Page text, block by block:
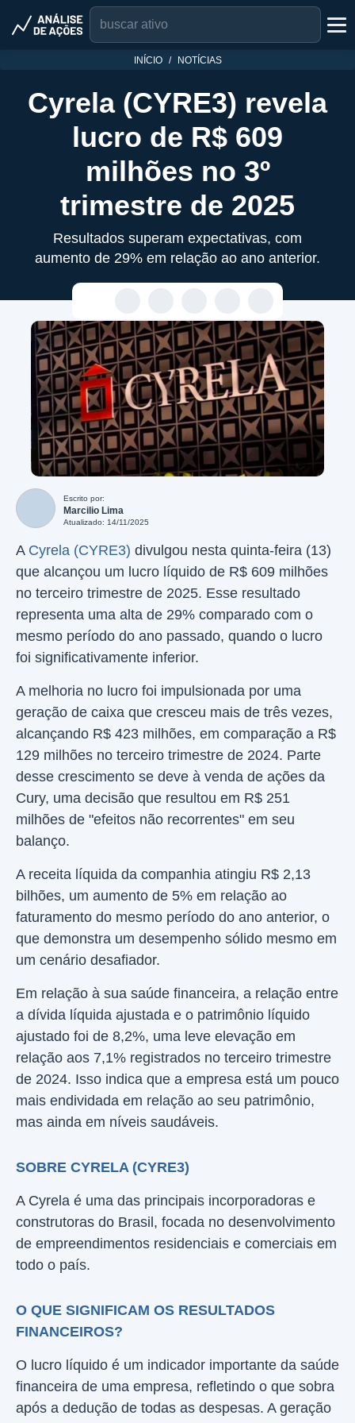
INÍCIO NOTÍCIAS
Cyrela (CYRE3) revela
lucro de R$ 609
milhões no 3º
trimestre de 2025
Resultados superam expectativas, com
aumento de 29% em relação ao ano anterior.
Escrito por:
Marcilio Lima
Atualizado: 14/11/2025
A Cyrela (CYRE3) divulgou nesta quinta-feira (13)
que alcançou um lucro líquido de R$ 609 milhões
no terceiro trimestre de 2025. Esse resultado
representa uma alta de 29% comparado com o
mesmo período do ano passado, quando o lucro
foi significativamente inferior.
A melhoria no lucro foi impulsionada por uma
geração de caixa que cresceu mais de três vezes,
alcançando R$ 423 milhões, em comparação a R$
129 milhões no terceiro trimestre de 2024. Parte
desse crescimento se deve à venda de ações da
Cury, uma decisão que resultou em R$ 251
milhões de "efeitos não recorrentes" em seu
balanço.
A receita líquida da companhia atingiu R$ 2,13
bilhões, um aumento de 5% em relação ao
faturamento do mesmo período do ano anterior, o
que demonstra um desempenho sólido mesmo em
um cenário desafiador.
Em relação à sua saúde financeira, a relação entre
a dívida líquida ajustada e o patrimônio líquido
ajustado foi de 8,2%, uma leve elevação em
relação aos 7,1% registrados no terceiro trimestre
de 2024. Isso indica que a empresa está um pouco
mais endividada em relação ao seu patrimônio,
mas ainda em níveis saudáveis.
SOBRE CYRELA (CYRE3)
A Cyrela é uma das principais incorporadoras e
construtoras do Brasil, focada no desenvolvimento
de empreendimentos residenciais e comerciais em
todo o país.
O QUE SIGNIFICAM OS RESULTADOS
FINANCEIROS?
O lucro líquido é um indicador importante da saúde
financeira de uma empresa, refletindo o que sobra
após a dedução de todas as despesas. A geração